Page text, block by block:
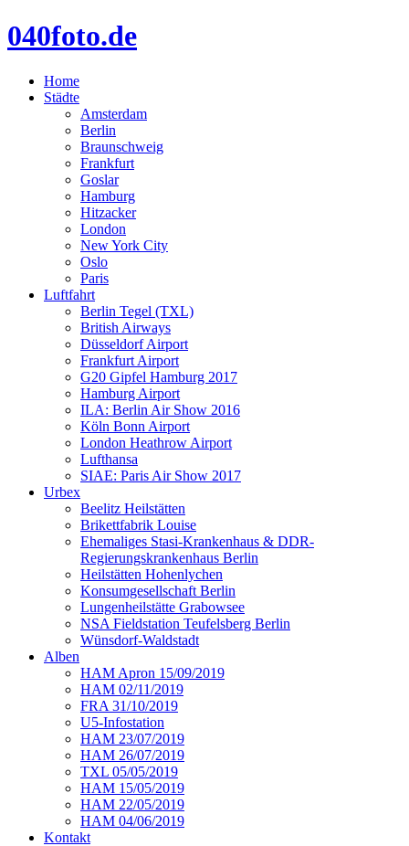
040foto.de
Home
Städte
Amsterdam
Berlin
Braunschweig
Frankfurt
Goslar
Hamburg
Hitzacker
London
New York City
Oslo
Paris
Luftfahrt
Berlin Tegel (TXL)
British Airways
Düsseldorf Airport
Frankfurt Airport
G20 Gipfel Hamburg 2017
Hamburg Airport
ILA: Berlin Air Show 2016
Köln Bonn Airport
London Heathrow Airport
Lufthansa
SIAE: Paris Air Show 2017
Urbex
Beelitz Heilstätten
Brikettfabrik Louise
Ehemaliges Stasi-Krankenhaus & DDR-
Regierungskrankenhaus Berlin
Heilstätten Hohenlychen
Konsumgesellschaft Berlin
Lungenheilstätte Grabowsee
NSA Fieldstation Teufelsberg Berlin
Wünsdorf-Waldstadt
Alben
HAM Apron 15/09/2019
HAM 02/11/2019
FRA 31/10/2019
U5-Infostation
HAM 23/07/2019
HAM 26/07/2019
TXL 05/05/2019
HAM 15/05/2019
HAM 22/05/2019
HAM 04/06/2019
Kontakt